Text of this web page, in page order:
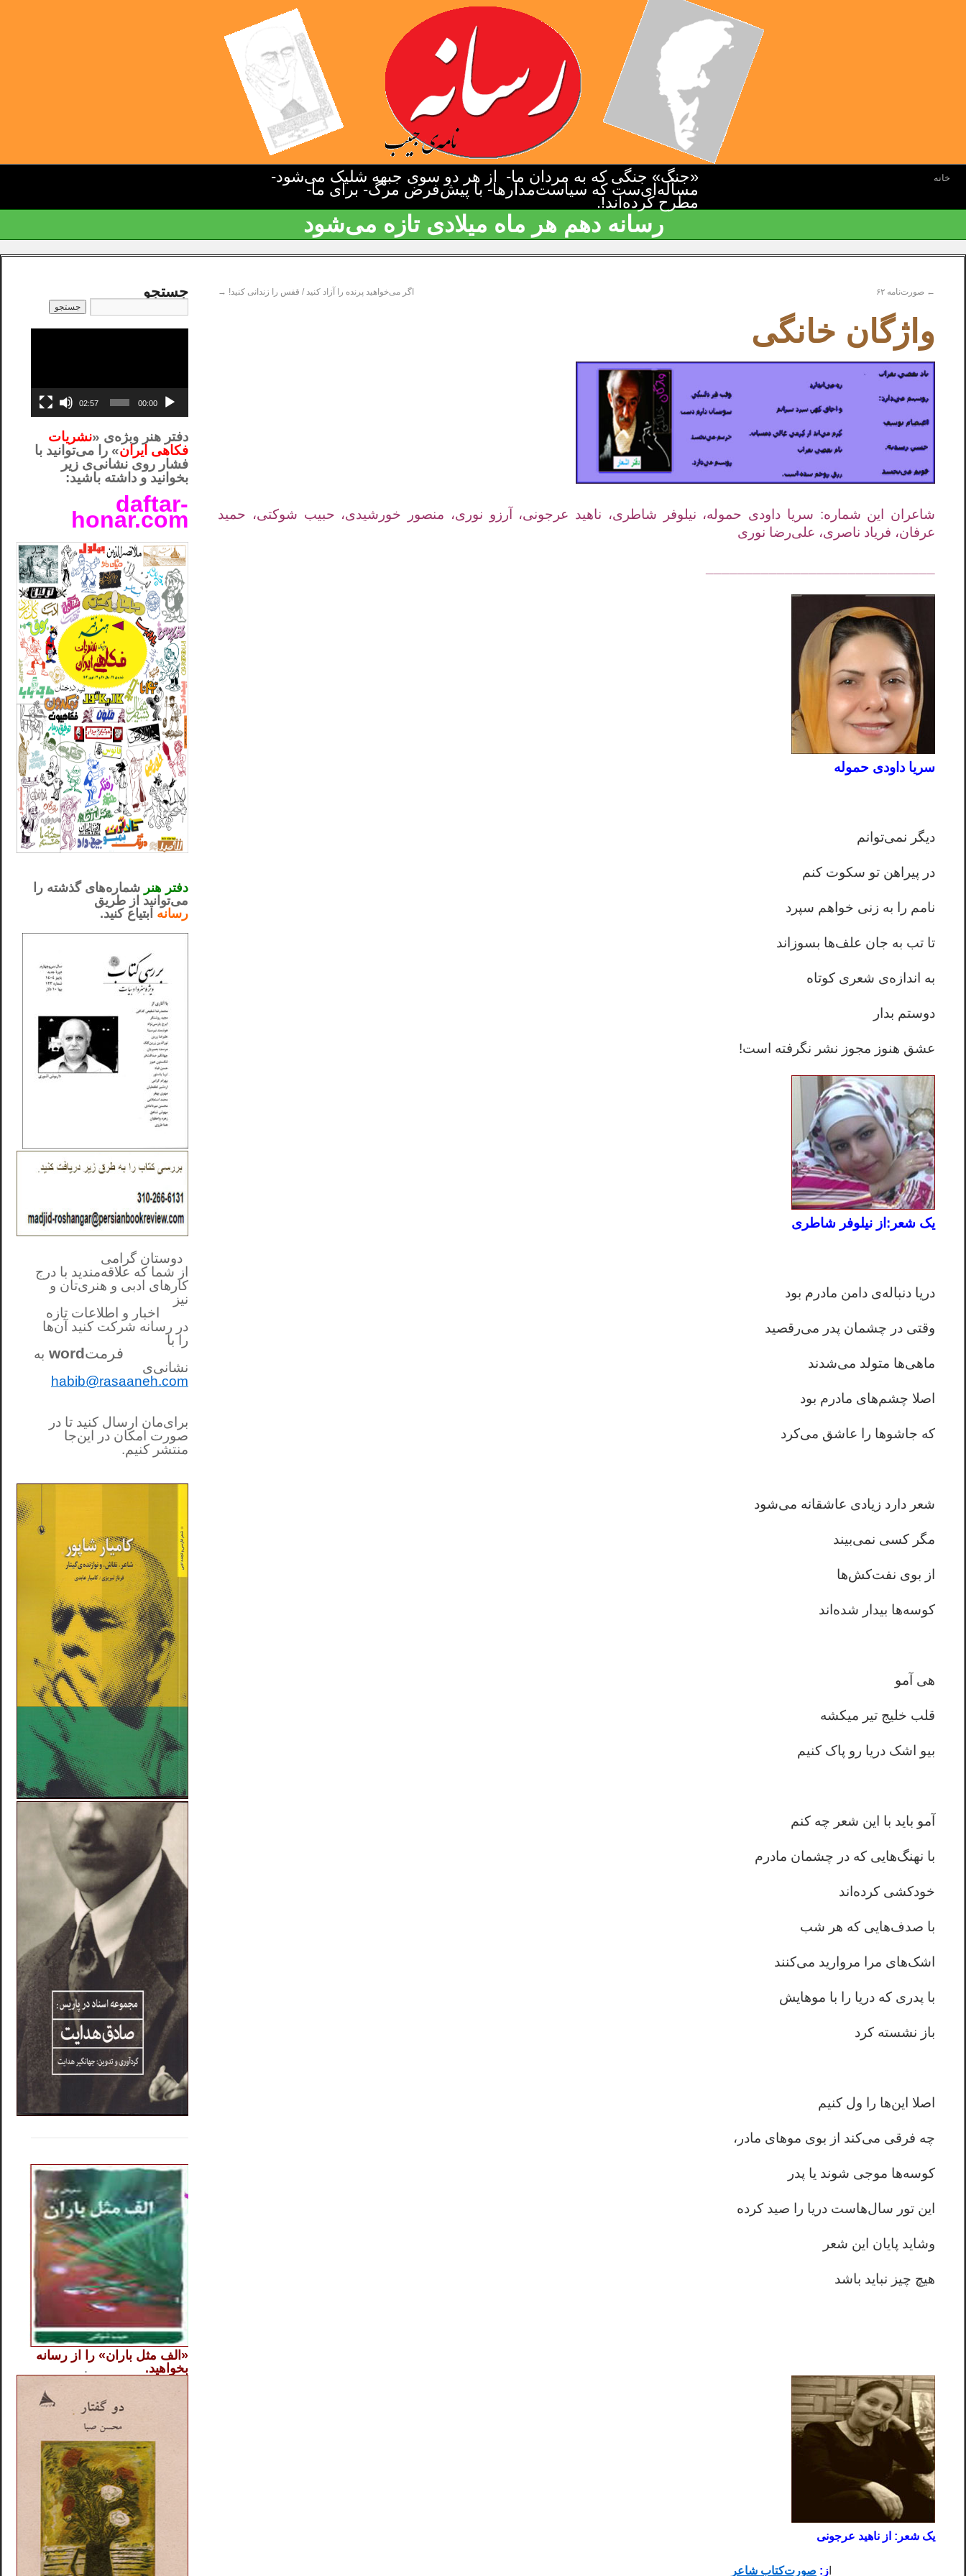
خانه «جنگ» جنگی که به مردان ما- از هر دو سوی جبهه شلیک می‌شود-
مسأله‌ای‌ست که سیاست‌مدارها- با پیش‌فرض مرگ- برای ما-
مطرح کرده‌اند!.
رسانه دهم هر ماه میلادی تازه می‌شود
← صورت‌نامه ۶۲ اگر می‌خواهید پرنده را آزاد کنید / قفس را زندانی کنید! →
واژگان خانگی
شاعران این شماره: سریا داودی حموله، نیلوفر شاطری، ناهید عرجونی، آرزو نوری، منصور خورشیدی، حبیب شوکتی، حمید
عرفان، فریاد ناصری، علی‌رضا نوری
سریا داودی حموله
دیگر نمی‌توانم
در پيراهن تو سكوت كنم
نامم را به زنی خواهم سپرد
تا تب به جان علف‌ها بسوزاند
به اندازه‌ی شعری کوتاه
دوستم بدار
عشق هنوز مجوز نشر نگرفته است!
یک شعر:از نیلوفر شاطری
دریا دنباله‌ی دامن مادرم بود
وقتی در چشمان پدر می‌رقصید
ماهی‌ها متولد می‌شدند
اصلا چشم‌های مادرم بود
که جاشوها را عاشق می‌کرد
شعر دارد زیادی عاشقانه می‌شود
مگر کسی نمی‌بیند
از بوی نفت‌کش‌ها
کوسه‌ها بیدار شده‌اند
هی آمو
قلب خلیج تیر میکشه
بیو اشک دریا رو پاک کنیم
آمو باید با این شعر چه کنم
با نهنگ‌هایی که در چشمان مادرم
خودکشی کرده‌اند
با صدف‌هایی که هر شب
اشک‌های مرا مروارید می‌کنند
با پدری که دریا را با موهایش
باز نشسته کرد
اصلا این‌ها را ول کنیم
چه فرقی می‌کند از بوی موهای مادر،
کوسه‌ها موجی شوند یا پدر
این تور سال‌هاست دریا را صید کرده
وشاید پایان این شعر
هیچ چیز نباید باشد
یک شعر: از ناهید عرجونی
ز: صورت‌کتاب شاعر
جستجو
00:00
02:57
دفتر هنر وبژه‌ی «نشریات
فکاهی ایران» را می‌توانید با
فشار روی نشانی‌ی زیر
بخوانید و داشته باشید:
daftar-
honar.com
دفتر هنر شماره‌های گذشته را
می‌توانید از طریق
رسانه ابتیاع کنید.
دوستان گرامی
از شما که علاقه‌مندید با درج
کارهای‌ ادبی و هنری‌تان و
نیز
اخبار و اطلاعات تازه
در رسانه شرکت کنید آن‌ها
را با
فرمتword به
نشانی‌ی
habib@rasaaneh.com
برای‌مان ارسال کنید تا در
صورت امکان در این‌جا
منتشر کنیم.
«الف مثل باران» را از رسانه
بخواهید.
.